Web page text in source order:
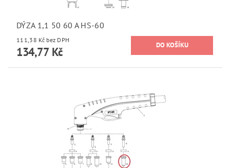
DÝZA 1,1 50 60 A HS-60
111,38 Kč bez DPH
134,77 Kč